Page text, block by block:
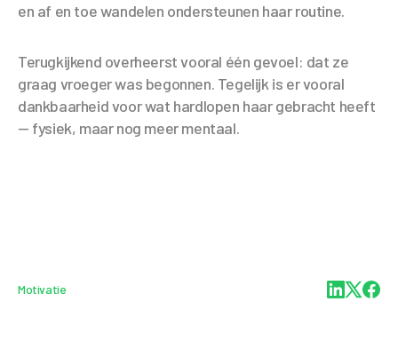
en af en toe wandelen ondersteunen haar routine.
Terugkijkend overheerst vooral één gevoel: dat ze
graag vroeger was begonnen. Tegelijk is er vooral
dankbaarheid voor wat hardlopen haar gebracht heeft
— fysiek, maar nog meer mentaal.
Motivatie